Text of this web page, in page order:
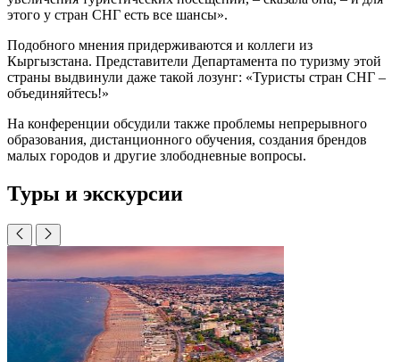
этого у стран СНГ есть все шансы».
Подобного мнения придерживаются и коллеги из
Кыргызстана. Представители Департамента по туризму этой
страны выдвинули даже такой лозунг: «Туристы стран СНГ –
объединяйтесь!»
На конференции обсудили также проблемы непрерывного
образования, дистанционного обучения, создания брендов
малых городов и другие злободневные вопросы.
Туры и экскурсии